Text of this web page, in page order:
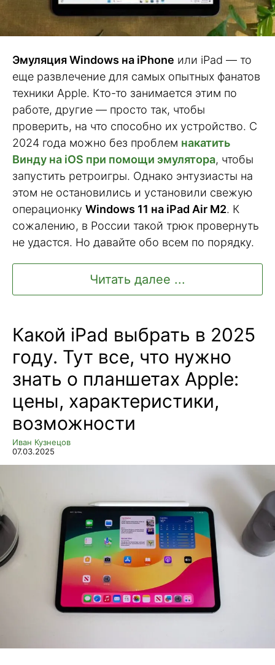
Эмуляция Windows на iPhone или iPad — то
еще развлечение для самых опытных фанатов
техники Apple. Кто-то занимается этим по
работе, другие — просто так, чтобы
проверить, на что способно их устройство. С
2024 года можно без проблем накатить
Винду на iOS при помощи эмулятора, чтобы
запустить ретроигры. Однако энтузиасты на
этом не остановились и установили свежую
операционку Windows 11 на iPad Аir M2. К
сожалению, в России такой трюк провернуть
не удастся. Но давайте обо всем по порядку.
Читать далее ...
Какой iPad выбрать в 2025
году. Тут все, что нужно
знать о планшетах Apple:
цены, характеристики,
возможности
Иван Кузнецов
07.03.2025